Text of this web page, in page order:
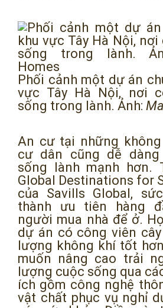
Phối cảnh một dự án
vực Tây Hà Nội, nơi
sống trong lành. Ảnh:
An cư tại những không
cư dân cũng dễ
sống lành mạnh hơn.
Global Destinations for
của Savills Global,
thành ưu tiên hàng
người mua nhà để ở.
dự án có công viên
lượng không khí tốt
muốn nâng cao trải
lượng cuộc sống qua
ích gồm công nghệ
vật chất phục vụ nghỉ